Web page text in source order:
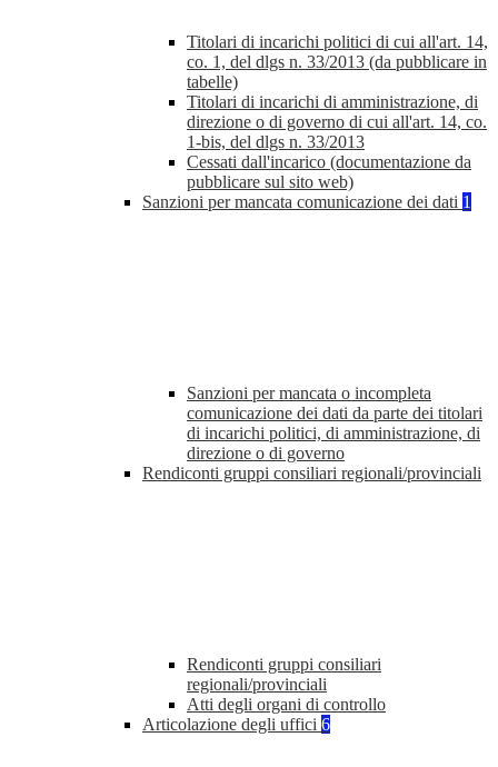
Titolari di incarichi politici di cui all'art. 14,
co. 1, del dlgs n. 33/2013 (da pubblicare in
tabelle)
Titolari di incarichi di amministrazione, di
direzione o di governo di cui all'art. 14, co.
1-bis, del dlgs n. 33/2013
Cessati dall'incarico (documentazione da
pubblicare sul sito web)
Sanzioni per mancata comunicazione dei dati 1
Sanzioni per mancata o incompleta
comunicazione dei dati da parte dei titolari
di incarichi politici, di amministrazione, di
direzione o di governo
Rendiconti gruppi consiliari regionali/provinciali
Rendiconti gruppi consiliari
regionali/provinciali
Atti degli organi di controllo
Articolazione degli uffici 6